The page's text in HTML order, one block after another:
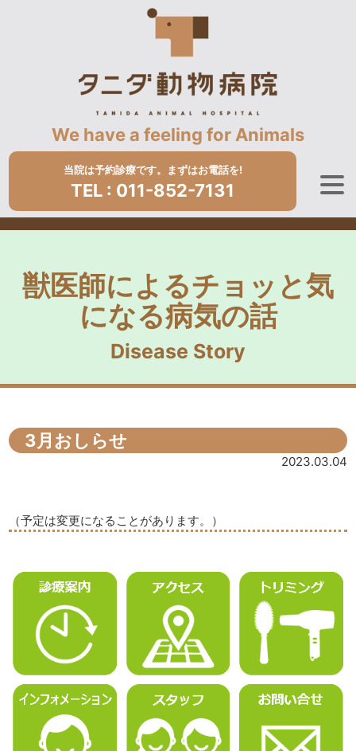
We have a feeling for Animals
当院は予約診療です。まずはお電話を!
TEL : 011-852-7131
獣医師によるチョッと気
になる病気の話
Disease Story
3月おしらせ
2023.03.04
（予定は変更になることがあります。）